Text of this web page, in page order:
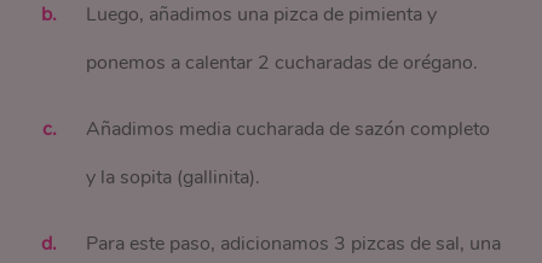
Luego, añadimos una pizca de pimienta y
ponemos a calentar 2 cucharadas de orégano.
Añadimos media cucharada de sazón completo
y la sopita (gallinita).
Para este paso, adicionamos 3 pizcas de sal, una